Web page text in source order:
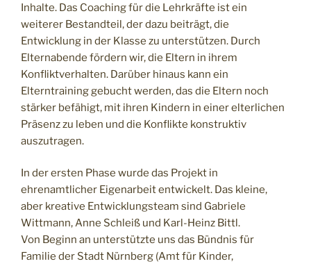
Inhalte. Das Coaching für die Lehrkräfte ist ein
weiterer Bestandteil, der dazu beiträgt, die
Entwicklung in der Klasse zu unterstützen. Durch
Elternabende fördern wir, die Eltern in ihrem
Konfliktverhalten. Darüber hinaus kann ein
Elterntraining gebucht werden, das die Eltern noch
stärker befähigt, mit ihren Kindern in einer elterlichen
Präsenz zu leben und die Konflikte konstruktiv
auszutragen.
In der ersten Phase wurde das Projekt in
ehrenamtlicher Eigenarbeit entwickelt. Das kleine,
aber kreative Entwicklungsteam sind Gabriele
Wittmann, Anne Schleiß und Karl-Heinz Bittl.
Von Beginn an unterstützte uns das Bündnis für
Familie der Stadt Nürnberg (Amt für Kinder,